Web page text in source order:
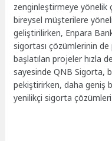
zenginleştirmeye yönelik
bireysel müşterilere
geliştirilirken, Enpara
sigortası çözümlerinin
başlatılan projeler hızla
sayesinde QNB Sigorta,
pekiştirirken, daha geniş
yenilikçi sigorta